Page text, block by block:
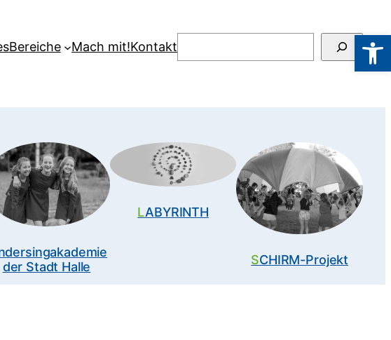
Bereiche Mach mit!Kontakt
der Stadt Halle
LABYRINTH
SCHIRM-Projekt